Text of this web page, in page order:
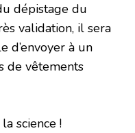
dépistage du
validation, il sera
d’envoyer à un
de vêtements
science !